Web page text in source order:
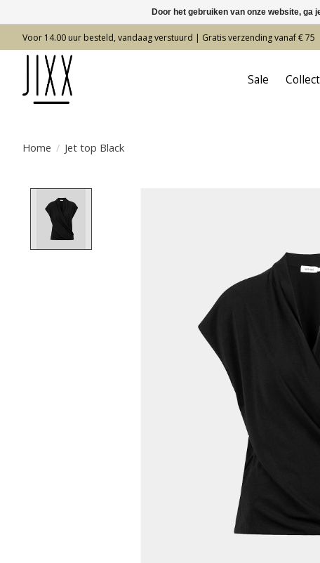
Voor 14.00 uur besteld, vandaag verstuurd | Gratis verzending vanaf € 75
Sale
Home / Jet top Black
Door het gebruiken van onze website,